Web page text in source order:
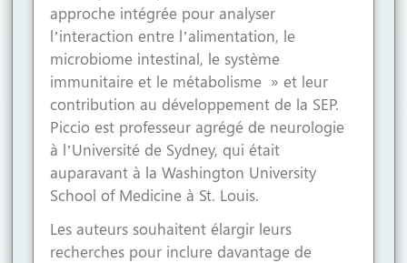
approche intégrée pour analyser
l’interaction entre l’alimentation, le
microbiome intestinal, le système
immunitaire et le métabolisme » et leur
contribution au développement de la SEP.
Piccio est professeur agrégé de neurologie
à l’Université de Sydney, qui était
auparavant à la Washington University
School of Medicine à St. Louis.
Les auteurs souhaitent élargir leurs
recherches pour inclure davantage de